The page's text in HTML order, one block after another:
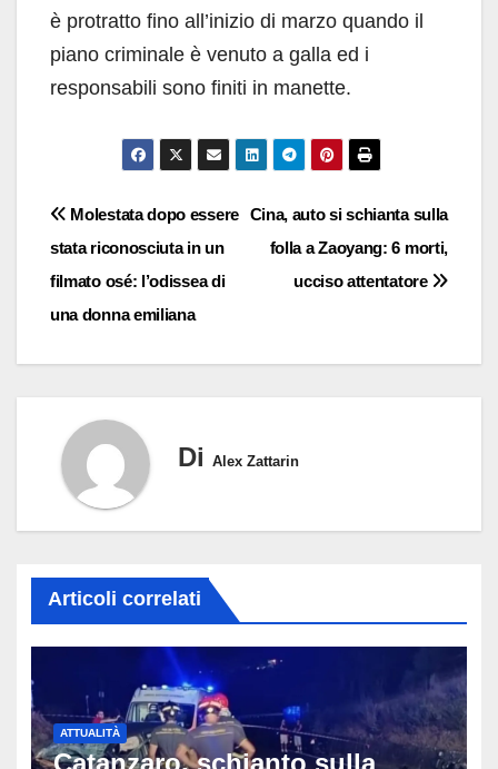
è protratto fino all’inizio di marzo quando il
piano criminale è venuto a galla ed i
responsabili sono finiti in manette.
Navigazione
articoli
Cina, auto si schianta sulla
folla a Zaoyang: 6 morti,
ucciso attentatore
Molestata dopo essere
stata riconosciuta in un
filmato osé: l’odissea di
una donna emiliana
Di Alex Zattarin
Articoli correlati
ATTUALITÀ
Catanzaro, schianto sulla